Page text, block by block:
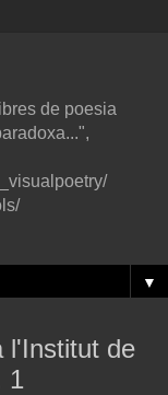
de poesia
▼
l'Institut de
1